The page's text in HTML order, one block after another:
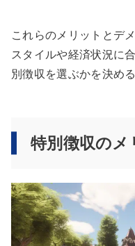
これらのメリットとデ
スタイルや経済状況に
別徴収を選ぶかを決め
特別徴収のメ